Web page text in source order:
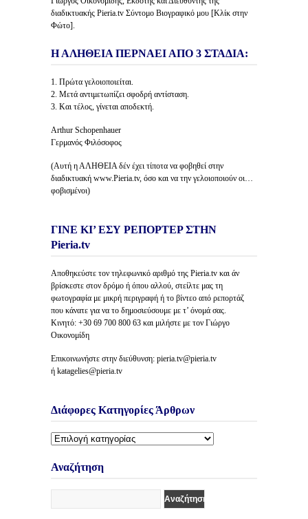
διαδικτυακής Pieria.tv Σύντομο Βιογραφικό μου [Κλίκ στην
Φώτο].
Η ΑΛΗΘΕΙΑ ΠΕΡΝΑΕΙ ΑΠΟ 3 ΣΤΑΔΙΑ:
1. Πρώτα γελοιοποιείται.
2. Μετά αντιμετωπίζει σφοδρή αντίσταση.
3. Και τέλος, γίνεται αποδεκτή.
Arthur Schopenhauer
Γερμανός Φιλόσοφος
(Αυτή η ΑΛΗΘΕΙΑ δέν έχει τίποτα να φοβηθεί στην
διαδικτυακή www.Pieria.tv, όσο και να την γελοιοποιούν οι…
φοβισμένοι)
ΓΙΝΕ ΚΙ’ ΕΣΥ ΡΕΠΟΡΤΕΡ ΣΤΗΝ
Pieria.tv
Αποθηκεύστε τον τηλεφωνικό αριθμό της Pieria.tv και άν
βρίσκεστε στον δρόμο ή όπου αλλού, στείλτε μας τη
φωτογραφία με μικρή περιγραφή ή το βίντεο από ρεπορτάζ
που κάνατε για να το δημοσιεύσουμε με τ’ όνομά σας.
Κινητό: +30 69 700 800 63 και μιλήστε με τον Γιώργο
Οικονομίδη
Επικοινωνήστε στην διεύθυνση: pieria.tv@pieria.tv
ή katagelies@pieria.tv
Διάφορες Κατηγορίες Άρθρων
Διάφορες
Άρθρων
Αναζήτηση